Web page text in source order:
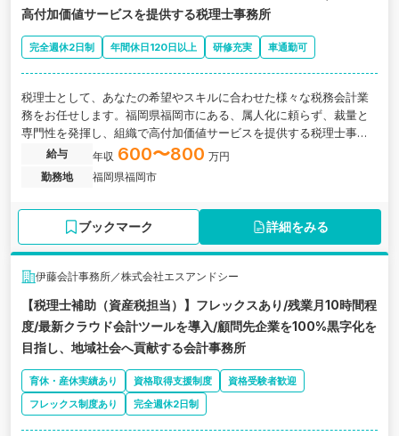
高付加価値サービスを提供する税理士事務所
完全週休2日制 年間休日120日以上 研修充実 車通勤可
税理士として、あなたの希望やスキルに合わせた様々な税務会計業
務をお任せします。福岡県福岡市にある、属人化に頼らず、裁量と
専門性を発揮し、組織で高付加価値サービスを提供する税理士事務
所の求人です。
給与 年収 600〜800 万円
勤務地
福岡県福岡市
ブックマーク 詳細をみる
伊藤会計事務所／株式会社エスアンドシー
【税理士補助（資産税担当）】フレックスあり/残業月10時間程
度/最新クラウド会計ツールを導入/顧問先企業を100%黒字化を
目指し、地域社会へ貢献する会計事務所
育休・産休実績あり 資格取得支援制度
資格受験者歓迎
フレックス制度あり
完全週休2日制